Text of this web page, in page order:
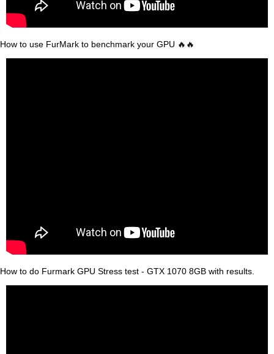
How to use FurMark to benchmark your GPU 🔥🔥
How to do Furmark GPU Stress test - GTX 1070 8GB with results.